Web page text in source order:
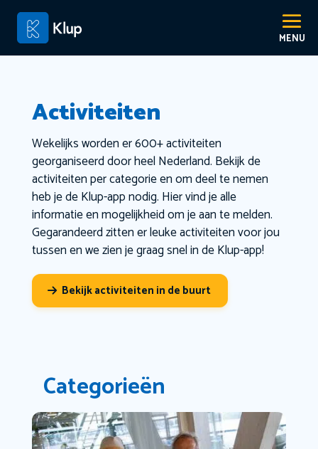
Activiteiten
Wekelijks worden er 600+ activiteiten
georganiseerd door heel Nederland. Bekijk de
activiteiten per categorie en om deel te nemen
heb je de Klup-app nodig. Hier vind je alle
informatie en mogelijkheid om je aan te melden.
Gegarandeerd zitten er leuke activiteiten voor jou
tussen en we zien je graag snel in de Klup-app!
Bekijk activiteiten in de buurt
Categorieën